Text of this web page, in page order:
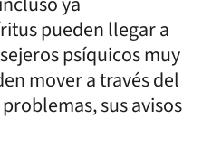
pueden llegar a
psíquicos muy
mover a través del
sus avisos